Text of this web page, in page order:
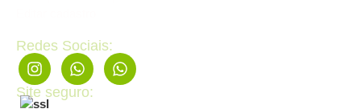
Redes Sociais:
Site seguro: